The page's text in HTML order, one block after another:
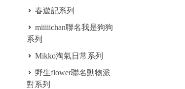
春遊記系列
miiiiichan聯名我是狗狗
系列
Mikko淘氣日常系列
野生flower聯名動物派
對系列